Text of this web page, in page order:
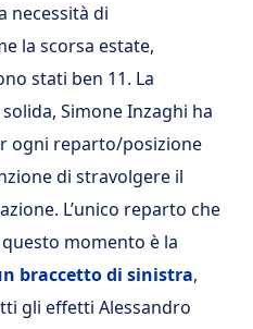
necessità di
la scorsa estate,
stati ben 11. La
Simone Inzaghi ha
ogni reparto/posizione
di stravolgere il
L’unico reparto che
momento è la
braccetto di sinistra,
gli effetti Alessandro